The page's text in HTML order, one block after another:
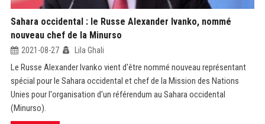
Sahara occidental : le Russe Alexander Ivanko, nommé
nouveau chef de la Minurso
2021-08-27 Lila Ghali
Le Russe Alexander Ivanko vient d'être nommé nouveau représentant
spécial pour le Sahara occidental et chef de la Mission des Nations
Unies pour l'organisation d'un référendum au Sahara occidental
(Minurso).